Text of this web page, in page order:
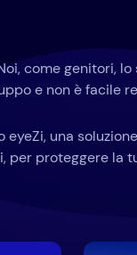
come genitori,
e non è facile
una
per proteggere la